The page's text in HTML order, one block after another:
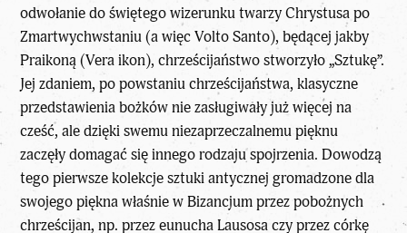
odwołanie do świętego wizerunku twarzy Chrystusa po
Zmartwychwstaniu (a więc Volto Santo), będącej jakby
Praikoną (Vera ikon),chrześcijaństwo stworzyło „Sztukę”.
Jej zdaniem, po powstaniu chrześcijaństwa, klasyczne
przedstawienia bożków nie zasługiwały już więcej na
cześć, ale dzięki swemu niezaprzeczalnemu pięknu
zaczęły domagać się innego rodzaju spojrzenia. Dowodzą
tego pierwsze kolekcje sztuki antycznej gromadzone dla
swojego piękna właśnie w Bizancjum przez pobożnych
chrześcijan, np. przez eunucha Lausosa czy przez córkę